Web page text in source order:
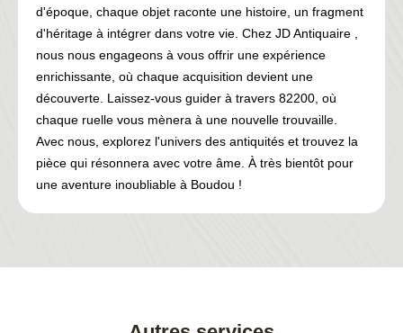
d'époque, chaque objet raconte une histoire, un fragment
d'héritage à intégrer dans votre vie. Chez JD Antiquaire ,
nous nous engageons à vous offrir une expérience
enrichissante, où chaque acquisition devient une
découverte. Laissez-vous guider à travers 82200, où
chaque ruelle vous mènera à une nouvelle trouvaille.
Avec nous, explorez l'univers des antiquités et trouvez la
pièce qui résonnera avec votre âme. À très bientôt pour
une aventure inoubliable à Boudou !